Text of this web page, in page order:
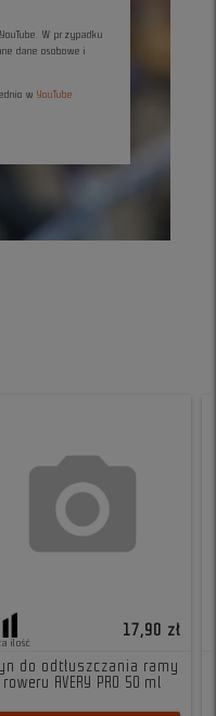
W przypadku
dane osobowe i
w YouTube
ilość
17,90 zł
do odtłuszczania ramy
roweru AVERY PRO 50 ml